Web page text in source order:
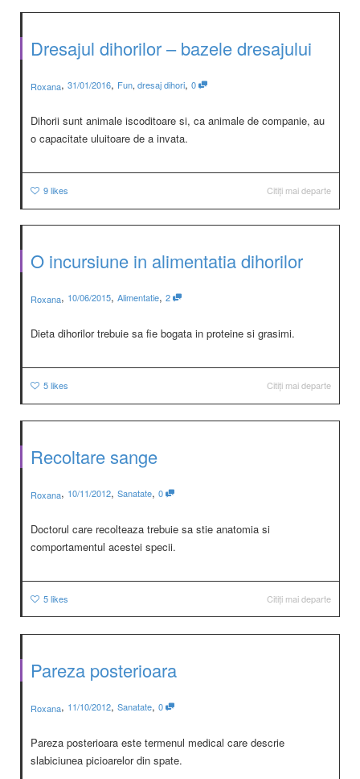
Dresajul dihorilor – bazele dresajului
Roxana, 31/01/2016, Fun, dresaj dihori, 0
Dihorii sunt animale iscoditoare si, ca animale de companie, au
o capacitate uluitoare de a invata.
9likes Citiți mai departe
O incursiune in alimentatia dihorilor
Roxana, 10/06/2015, Alimentatie, 2
Dieta dihorilor trebuie sa fie bogata in proteine si grasimi.
5likes Citiți mai departe
Recoltare sange
Roxana, 10/11/2012, Sanatate, 0
Doctorul care recolteaza trebuie sa stie anatomia si
comportamentul acestei specii.
5likes Citiți mai departe
Pareza posterioara
Roxana, 11/10/2012, Sanatate, 0
Pareza posterioara este termenul medical care descrie
slabiciunea picioarelor din spate.